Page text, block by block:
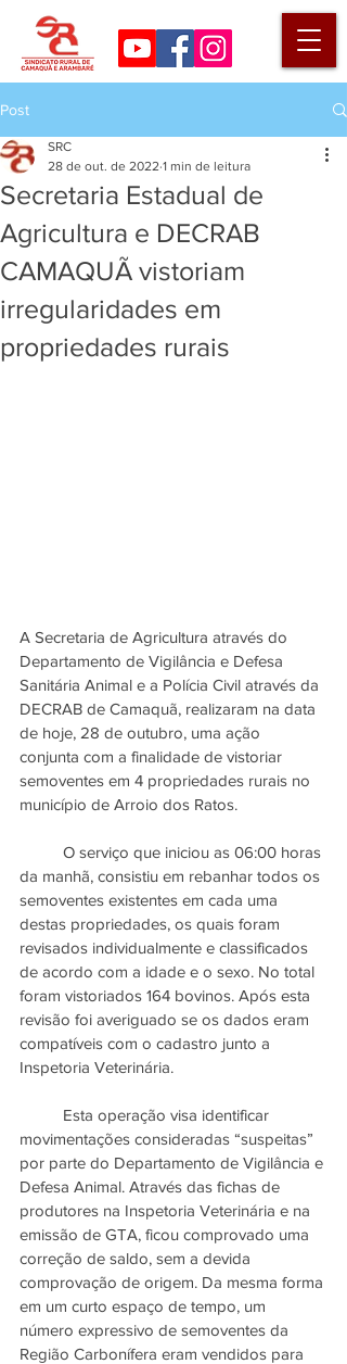
Post
Secretaria Estadual de
Agricultura e DECRAB
CAMAQUÃ vistoriam
irregularidades em
propriedades rurais
SRC
28 de out. de 2022 1 min de leitura
A Secretaria de Agricultura através do
Departamento de Vigilância e Defesa
Sanitária Animal e a Polícia Civil através da
DECRAB de Camaquã, realizaram na data
de hoje, 28 de outubro, uma ação
conjunta com a finalidade de vistoriar
semoventes em 4 propriedades rurais no
município de Arroio dos Ratos.
da manhã, consistiu em rebanhar todos os
semoventes existentes em cada uma
destas propriedades, os quais foram
revisados individualmente e classificados
de acordo com a idade e o sexo. No total
foram vistoriados 164 bovinos. Após esta
revisão foi averiguado se os dados eram
compatíveis com o cadastro junto a
Inspetoria Veterinária.
movimentações consideradas “suspeitas”
por parte do Departamento de Vigilância e
Defesa Animal. Através das fichas de
produtores na Inspetoria Veterinária e na
emissão de GTA, ficou comprovado uma
correção de saldo, sem a devida
comprovação de origem. Da mesma forma
em um curto espaço de tempo, um
número expressivo de semoventes da
Região Carbonífera eram vendidos para